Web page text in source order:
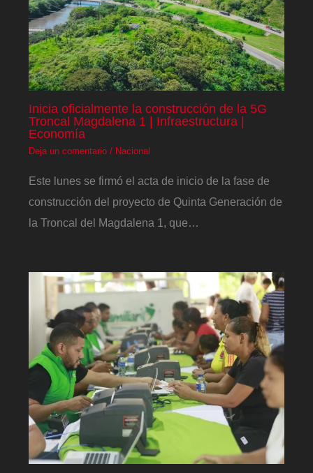
Inicia oficialmente la construcción de la 5G
Troncal Magdalena 1 | Infraestructura |
Economía
Deja un comentario / Nacional
Este lunes se firmó el acta de inicio de la fase de
construcción del proyecto de Quinta Generación de
la Troncal del Magdalena 1, que…